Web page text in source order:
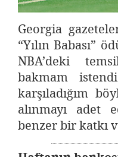
Georgia
“Yılın Babası”
NBA’deki
bakmam
karşıladığım
alınmayı adet
benzer bir katkı